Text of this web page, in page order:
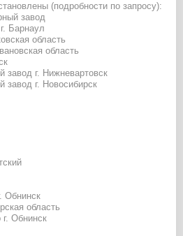
(подробности по запросу):
завод
Барнаул
область
область
завод г. Нижневартовск
завод г. Новосибирск
Обнинск
область
Обнинск